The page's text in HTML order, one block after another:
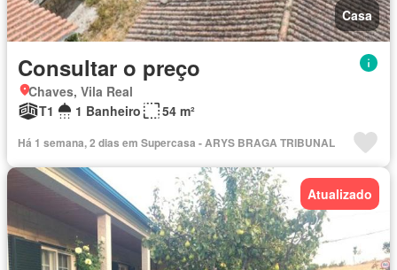
Casa
Consultar o preço
Chaves, Vila Real
T1
1 Banheiro 54 m²
Há 1 semana, 2 dias em Supercasa - ARYS BRAGA TRIBUNAL
Atualizado